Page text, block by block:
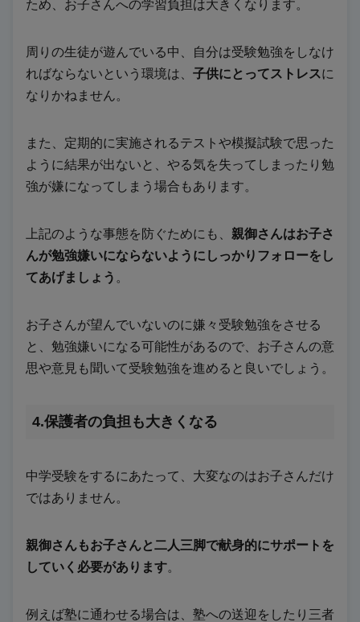
ため、お子さんへの学習負担は大きくなります。
周りの生徒が遊んでいる中、自分は受験勉強をしなけ
ればならないという環境は、 子供にとってストレスに
なりかねません。
また、定期的に実施されるテストや模擬試験で思った
ように結果が出ないと、やる気を失ってしまったり勉
強が嫌になってしまう場合もあります。
上記のような事態を防ぐためにも、 親御さんはお子さ
んが勉強嫌いにならないようにしっかりフォローをし
てあげましょう 。
お子さんが望んでいないのに嫌々受験勉強をさせる
と、勉強嫌いになる可能性があるので、お子さんの意
思や意見も聞いて受験勉強を進めると良いでしょう。
4.保護者の負担も大きくなる
中学受験をするにあたって、大変なのはお子さんだけ
ではありません。
親御さんもお子さんと二人三脚で献身的にサポートを
していく必要があります。
例えば塾に通わせる場合は、塾への送迎をしたり三者